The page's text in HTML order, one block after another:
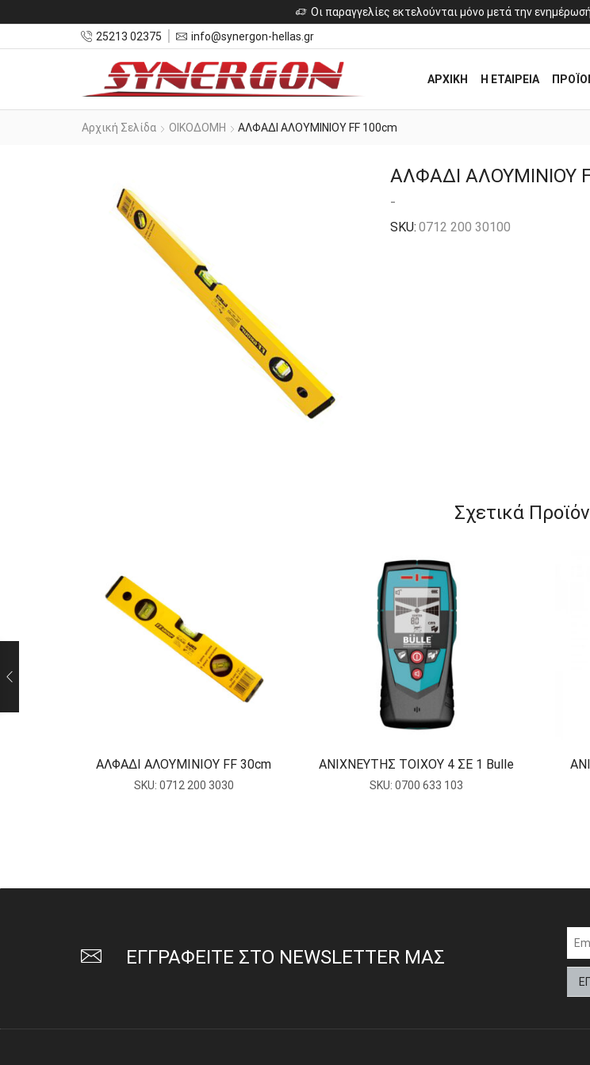
Οι παραγγελίες εκτελούνται μόνο μετά την
25213 02375
info@synergon-hellas.gr
ΑΡΧΙΚΗ Η ΕΤΑΙΡΕΙΑ
Αρχική Σελίδα ΟΙΚΟΔΟΜΗ ΑΛΦΑΔΙ ΑΛΟΥΜΙΝΙΟΥ FF 100cm
ΑΛΦΑΔΙ ΑΛΟΥΜΙΝΙΟΥ
-
SKU: 0712 200 30100
Σχετικά
ΑΛΦΑΔΙ ΑΛΟΥΜΙΝΙΟΥ FF 30cm
SKU: 0712 200 3030
ΑΝΙΧΝΕΥΤΗΣ ΤΟΙΧΟΥ 4 ΣΕ 1 Bulle
SKU:0700 633 103
ΕΓΓΡΑΦΕΙΤΕ ΣΤΟ NEWSLETTER ΜΑΣ